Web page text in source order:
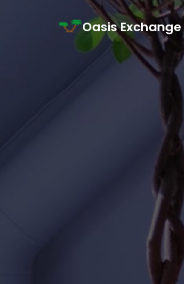
Main Navigation
Oasis Exchange